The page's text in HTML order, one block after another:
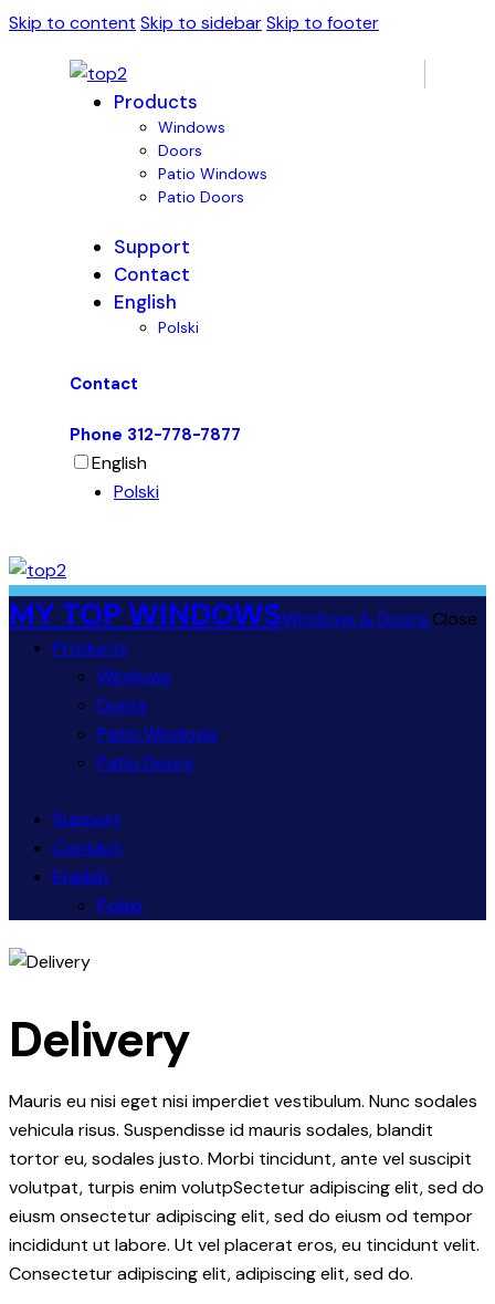
Skip to content Skip to sidebarSkip to footer
Products
Windows
Doors
Patio Windows
Patio Doors
Support
Contact
English
Polski
Contact
Phone 312-778-7877
English
Polski
MY TOP WINDOWSWindows & Doors Close
Products
Windows
Doors
Patio Windows
Patio Doors
Support
Contact
English
Polski
Delivery
Mauris eu nisi eget nisi imperdiet vestibulum. Nunc sodales
vehicula risus. Suspendisse id mauris sodales, blandit
tortor eu, sodales justo. Morbi tincidunt, ante vel suscipit
volutpat, turpis enim volutpSectetur adipiscing elit, sed do
eiusm onsectetur adipiscing elit, sed do eiusm od tempor
incididunt ut labore. Ut vel placerat eros, eu tincidunt velit.
Consectetur adipiscing elit, adipiscing elit, sed do.